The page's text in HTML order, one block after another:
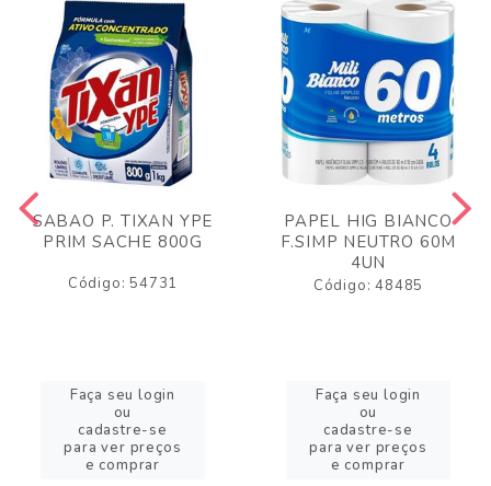
SABAO P. TIXAN YPE
PRIM SACHE 800G
Código: 54731
Faça seu login
ou
cadastre-se
para ver preços
e comprar
PAPEL HIG BIANCO
F.SIMP NEUTRO 60M
4UN
Código: 48485
Faça seu login
ou
cadastre-se
para ver preços
e comprar